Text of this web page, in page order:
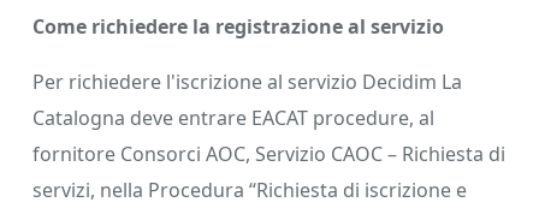
Come richiedere la registrazione al servizio
Per richiedere l'iscrizione al servizio Decidim La
Catalogna deve entrare EACAT procedure, al
fornitore Consorci AOC, Servizio CAOC – Richiesta di
servizi, nella Procedura “Richiesta di iscrizione e